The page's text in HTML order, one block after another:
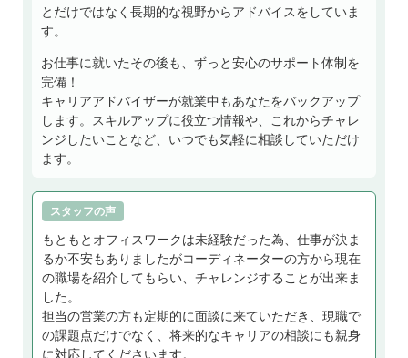
とだけではなく長期的な視野からアドバイスをしていま
す。
お仕事に就いたその後も、ずっと安心のサポート体制を
完備！
キャリアアドバイザーが就業中もあなたをバックアップ
します。スキルアップに役立つ情報や、これからチャレ
ンジしたいことなど、いつでも気軽に相談していただけ
ます。
スタッフの声
もともとオフィスワークは未経験だった為、仕事が決ま
るか不安もありましたがコーディネーターの方から現在
の職場を紹介してもらい、チャレンジすることが出来ま
した。
担当の営業の方も定期的に面談に来ていただき、現職で
の課題点だけでなく、将来的なキャリアの相談にも親身
に対応してくださいます。